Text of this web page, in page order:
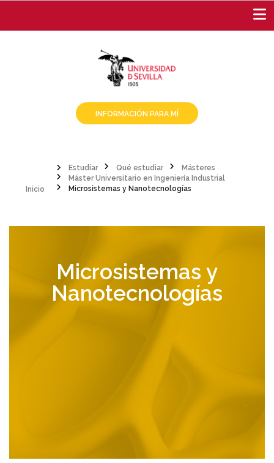
contenido
INFORMACIÓN PARA MÍ
Sobrescribir
de
la
navegación
Estudiar Qué estudiar
Másteres
Máster Universitario en Ingeniería Industrial
Microsistemas y Nanotecnologías
Microsistemas y
Nanotecnologías